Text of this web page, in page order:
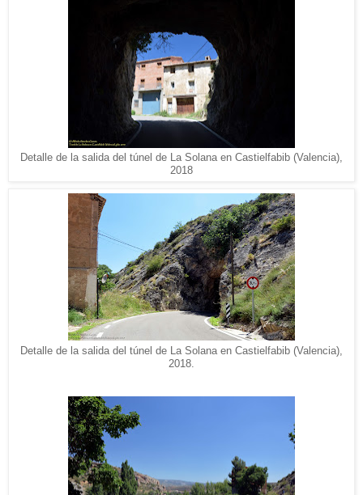
Detalle de la salida del túnel de La Solana en Castielfabib (Valencia),
2018
Detalle de la salida del túnel de La Solana en Castielfabib (Valencia),
2018.